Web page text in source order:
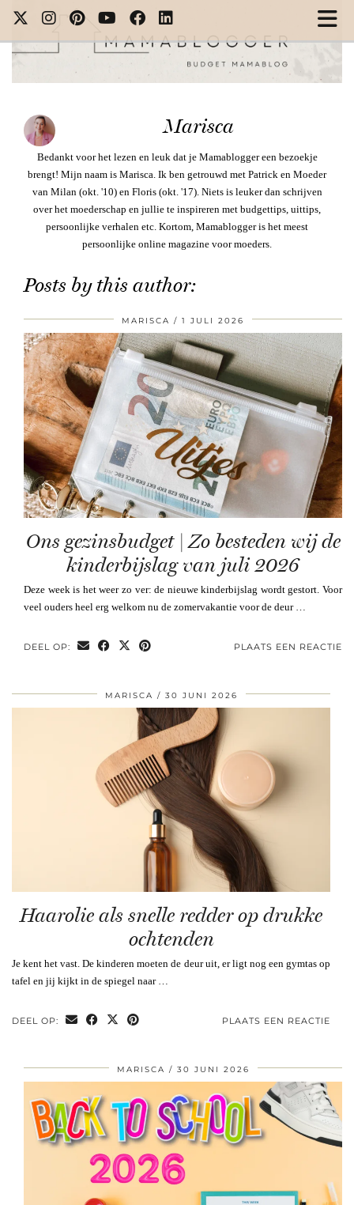
Marisca
Bedankt voor het lezen en leuk dat je Mamablogger een bezoekje
brengt! Mijn naam is Marisca. Ik ben getrouwd met Patrick en Moeder
van Milan (okt. '10) en Floris (okt. '17). Niets is leuker dan schrijven
over het moederschap en jullie te inspireren met budgettips, uittips,
persoonlijke verhalen etc. Kortom, Mamablogger is het meest
persoonlijke online magazine voor moeders.
Posts by this author:
MARISCA 1 JULI 2026
Ons gezinsbudget | Zo besteden wij de
kinderbijslag van juli 2026
Deze week is het weer zo ver: de nieuwe kinderbijslag wordt gestort. Voor
veel ouders heel erg welkom nu de zomervakantie voor de deur …
DEEL OP: PLAATS EEN REACTIE
MARISCA 30 JUNI 2026
Haarolie als snelle redder op drukke
ochtenden
Je kent het vast. De kinderen moeten de deur uit, er ligt nog een gymtas op
tafel en jij kijkt in de spiegel naar …
DEEL OP: PLAATS EEN REACTIE
MARISCA 30 JUNI 2026